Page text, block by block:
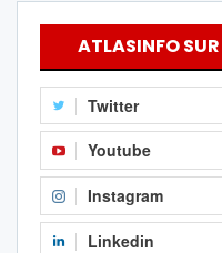
ATLASINFO
Twitter
Youtube
Instagram
Linkedin